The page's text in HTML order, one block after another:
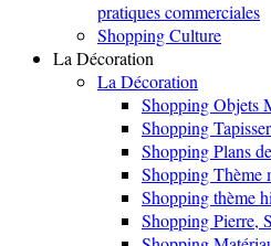
pratiques commerciales
Shopping Culture
La Décoration
La Décoration
Shopping Objets
Shopping
Shopping Plans
Shopping Thème
Shopping thème
Shopping Pierre,